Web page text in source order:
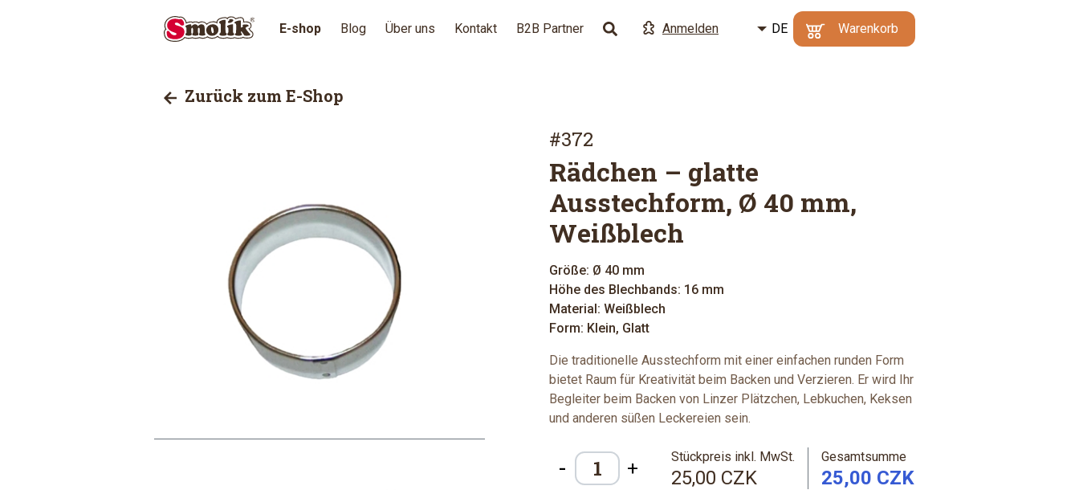
E-shop Blog Über uns Kontakt B2B Partner Anmelden
DE
Kč
Warenkorb
Zurück zum E-Shop
#372
Rädchen – glatte
Ausstechform, Ø 40 mm,
Weißblech
Größe: Ø 40 mm
Höhe des Blechbands: 16 mm
Material: Weißblech
Form: Klein, Glatt
Die traditionelle Ausstechform mit einer einfachen runden Form
bietet Raum für Kreativität beim Backen und Verzieren. Er wird Ihr
Begleiter beim Backen von Linzer Plätzchen, Lebkuchen, Keksen
und anderen süßen Leckereien sein.
- +
Stückpreis inkl. MwSt.
25,00 CZK
Gesamtsumme
25,00 CZK